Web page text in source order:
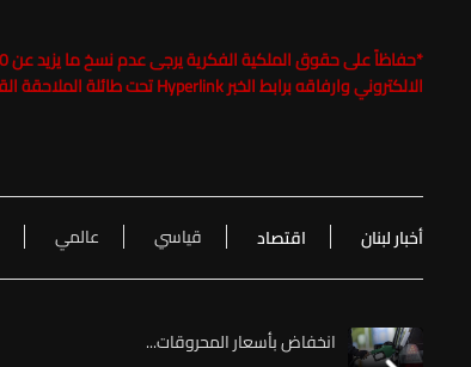
*حفاظاً على حقوق الملكية الفكرية يرجى عدم نسخ ما يزيد عن 20 في المئة من مضمون الخبر مع ذكر اسم موقع الـ
الالكتروني وارفاقه برابط الخبر Hyperlink تحت طائلة الملاحقة القانونية
أخبار لبنان اقتصاد قياسي عالمي
انخفاض بأسعار المحروقات...